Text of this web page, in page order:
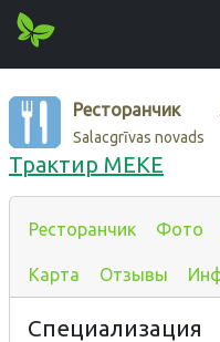
Ресторанчик
Salacgrīvas novads
Трактир MEKE
Ресторанчик Фото
Карта Отзывы
Специализация